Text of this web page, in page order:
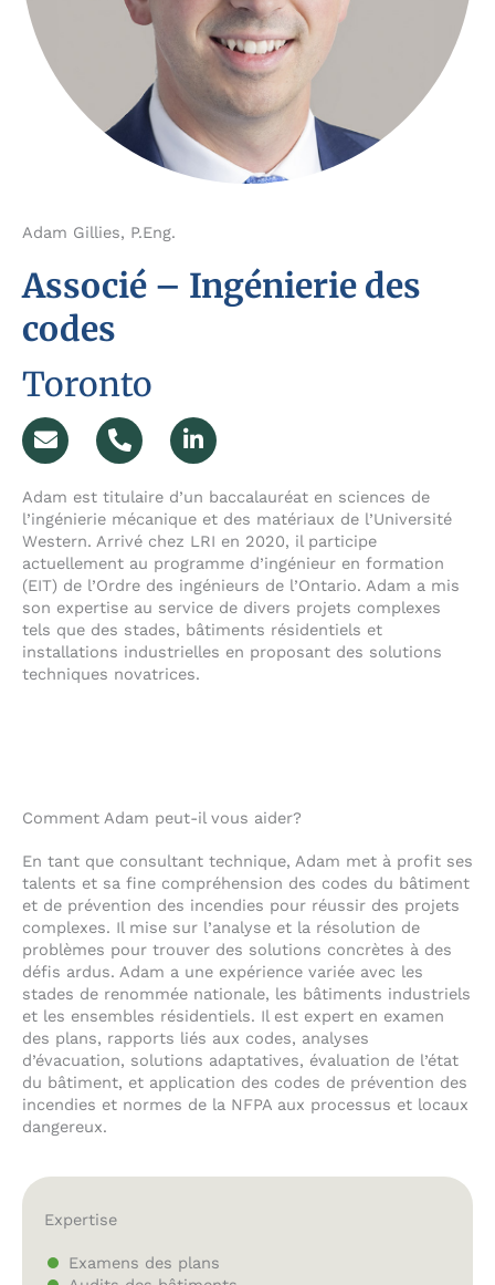
Adam Gillies, P.Eng.
Associé – Ingénierie des
codes
Toronto
E
n
e
l
o
p
e
P
h
n
e
-
a
l
t
L
i
k
e
d
i
n
-
i
n
Adam est titulaire d’un baccalauréat en sciences de
l’ingénierie mécanique et des matériaux de l’Université
Western. Arrivé chez LRI en 2020, il participe
actuellement au programme d’ingénieur en formation
(EIT) de l’Ordre des ingénieurs de l’Ontario. Adam a mis
son expertise au service de divers projets complexes
tels que des stades, bâtiments résidentiels et
installations industrielles en proposant des solutions
techniques novatrices.
Comment Adam peut-il vous aider?
En tant que consultant technique, Adam met à profit ses
talents et sa fine compréhension des codes du bâtiment
et de prévention des incendies pour réussir des projets
complexes. Il mise sur l’analyse et la résolution de
problèmes pour trouver des solutions concrètes à des
défis ardus. Adam a une expérience variée avec les
stades de renommée nationale, les bâtiments industriels
et les ensembles résidentiels. Il est expert en examen
des plans, rapports liés aux codes, analyses
d’évacuation, solutions adaptatives, évaluation de l’état
du bâtiment, et application des codes de prévention des
incendies et normes de la NFPA aux processus et locaux
dangereux.
Expertise
Examens des plans